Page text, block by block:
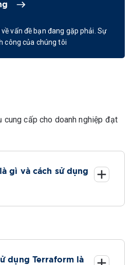
về vấn đề bạn đang gặp phải. Sự
công của chúng tôi
cấp cho doanh nghiệp đạt
gì và cách sử dụng
dụng Terraform là